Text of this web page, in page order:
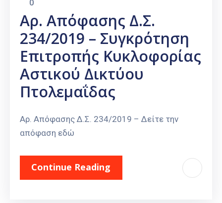
0
Αρ. Απόφασης Δ.Σ.
234/2019 – Συγκρότηση
Επιτροπής Κυκλοφορίας
Αστικού Δικτύου
Πτολεμαΐδας
Αρ. Απόφασης Δ.Σ. 234/2019 – Δείτε την
απόφαση εδώ
Continue Reading